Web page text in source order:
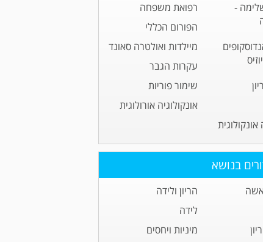
-
רפואת משפחה
הפורום הכללי
מיילדות ואולטרה סאונד
עקרות הגבר
שימור פוריות
אונקולוגיה אורולוגית
אונקולוגית
בנושא
הריון ולידה
לידה
מיניות ויחסים